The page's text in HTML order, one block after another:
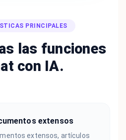
PRINCIPALES
las funciones
con IA.
extensos
extensos, artículos